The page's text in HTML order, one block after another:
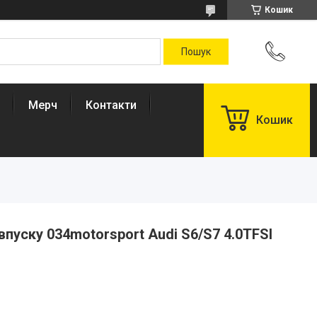
Кошик
Мерч
Контакти
Кошик
034motorsport Audi S6/S7 4.0TFSI